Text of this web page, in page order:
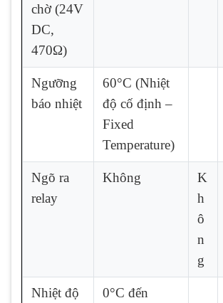
chờ (24V
DC,
470Ω)
Ngưỡng
báo nhiệt
60°C (Nhiệt
độ cố định –
Fixed
Temperature)
Ngõ ra
relay
Không
K
h
ô
n
g
Nhiệt độ
0°C đến